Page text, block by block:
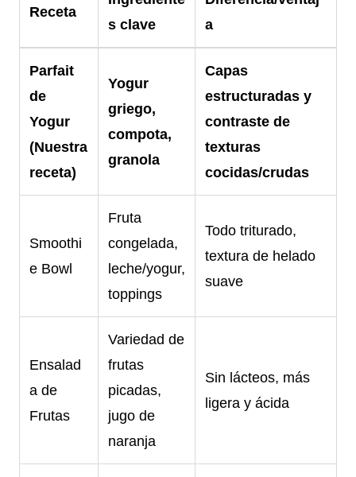
Receta
s clave
a
Parfait
de
Yogur
(Nuestra
receta)
Yogur
griego,
compota,
granola
Capas
estructuradas y
contraste de
texturas
cocidas/crudas
Smoothi
e Bowl
Fruta
congelada,
leche/yogur,
toppings
Todo triturado,
textura de helado
suave
Ensalad
a de
Frutas
Variedad de
frutas
picadas,
jugo de
naranja
Sin lácteos, más
ligera y ácida